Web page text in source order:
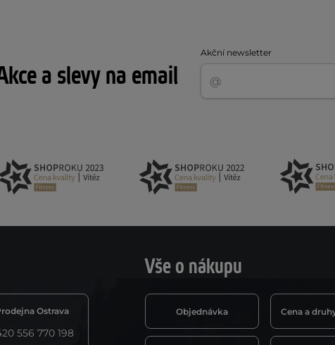
a slevy na email
Akční newsletter
Ostrava
556 770 198
Vše o nákupu
Objednávka Cena a